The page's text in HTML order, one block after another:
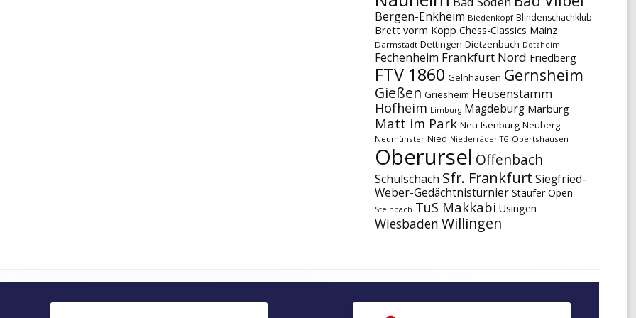
Bergen-Enkheim Biedenkopf Blindenschachklub
Brett vorm Kopp Chess-Classics Mainz
Darmstadt Dettingen Dietzenbach Dotzheim
Fechenheim Frankfurt Nord Friedberg
FTV 1860 Gelnhausen Gernsheim
Gießen Griesheim Heusenstamm
Hofheim Limburg Magdeburg Marburg
Matt im Park Neu-Isenburg Neuberg
Neumünster Nied Niederräder TG Obertshausen
Oberursel Offenbach
Schulschach Sfr. Frankfurt Siegfried-
Weber-Gedächtnisturnier Staufer Open
Steinbach TuS Makkabi Usingen
Wiesbaden Willingen